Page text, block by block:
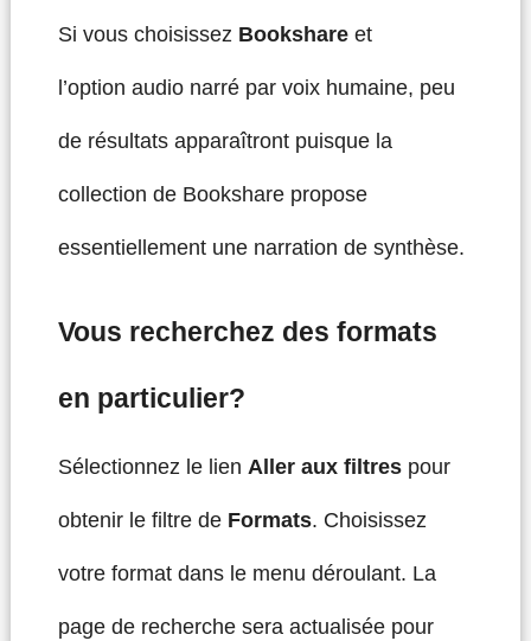
Si vous choisissez Bookshare et
l’option audio narré par voix humaine, peu
de résultats apparaîtront puisque la
collection de Bookshare propose
essentiellement une narration de synthèse.
Vous recherchez des formats
en particulier?
Sélectionnez le lien Aller aux filtrespour
obtenir le filtre de Formats. Choisissez
votre format dans le menu déroulant. La
page de recherche sera actualisée pour